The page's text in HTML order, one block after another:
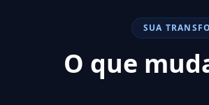
SUA
O que